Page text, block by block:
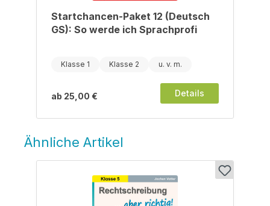
Startchancen-Paket 12 (Deutsch
GS): So werde ich Sprachprofi
Klasse 1 Klasse 2
ab 25,00 € Details
Ähnliche Artikel